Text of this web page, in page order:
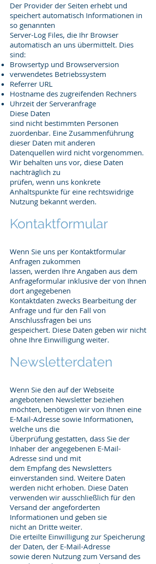
Der Provider der Seiten erhebt und
speichert automatisch Informationen in
so genannten
Server-Log Files, die Ihr Browser
automatisch an uns übermittelt. Dies
sind:
Browsertyp und Browserversion
verwendetes Betriebssystem
Referrer URL
Hostname des zugreifenden Rechners
Uhrzeit der Serveranfrage
Diese Daten
sind nicht bestimmten Personen
zuordenbar. Eine Zusammenführung
dieser Daten mit anderen
Datenquellen wird nicht vorgenommen.
Wir behalten uns vor, diese Daten
nachträglich zu
prüfen, wenn uns konkrete
Anhaltspunkte für eine rechtswidrige
Nutzung bekannt werden.
Kontaktformular
Wenn Sie uns per Kontaktformular
Anfragen zukommen
lassen, werden Ihre Angaben aus dem
Anfrageformular inklusive der von Ihnen
dort angegebenen
Kontaktdaten zwecks Bearbeitung der
Anfrage und für den Fall von
Anschlussfragen bei uns
gespeichert. Diese Daten geben wir nicht
ohne Ihre Einwilligung weiter.
Newsletterdaten
Wenn Sie den auf der Webseite
angebotenen Newsletter beziehen
möchten, benötigen wir von Ihnen eine
E-Mail-Adresse sowie Informationen,
welche uns die
Überprüfung gestatten, dass Sie der
Inhaber der angegebenen E-Mail-
Adresse sind und mit
dem Empfang des Newsletters
einverstanden sind. Weitere Daten
werden nicht erhoben. Diese Daten
verwenden wir ausschließlich für den
Versand der angeforderten
Informationen und geben sie
nicht an Dritte weiter.
Die erteilte Einwilligung zur Speicherung
der Daten, der E-Mail-Adresse
sowie deren Nutzung zum Versand des